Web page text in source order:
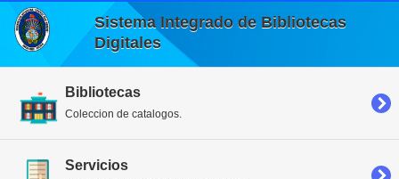
Sistema Integrado de Bibliotecas
Digitales
Bibliotecas
Coleccion de catalogos.
Servicios